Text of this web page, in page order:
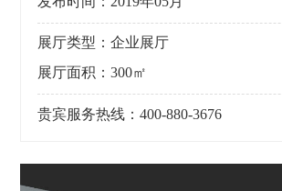
展厅类型：企业展厅
展厅面积：300㎡
贵宾服务热线：400-880-3676